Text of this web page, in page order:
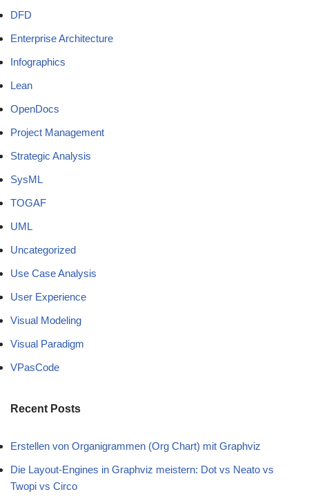
DFD
Enterprise Architecture
Infographics
Lean
OpenDocs
Project Management
Strategic Analysis
SysML
TOGAF
UML
Uncategorized
Use Case Analysis
User Experience
Visual Modeling
Visual Paradigm
VPasCode
Recent Posts
Erstellen von Organigrammen (Org Chart) mit Graphviz
Die Layout-Engines in Graphviz meistern: Dot vs Neato vs
Twopi vs Circo